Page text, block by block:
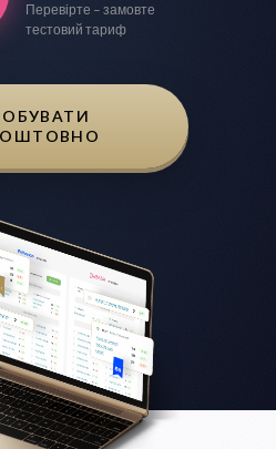
Перевірте – замовте
тестовий тариф